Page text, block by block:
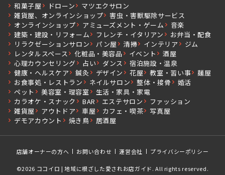
和菓子屋 ドローン
マツエクサロン
雑貨屋、オンラインショップ
害虫・害獣駆除サービス
オンラインショップ
アミューズメント・ゲーム
音楽
建築・建設・リフォーム
フレンチ・イタリアン
お弁当・配食
リラクゼーションサロン
パン屋 清掃 インテリア
ジム
レンタルスペース
化粧品・美容品 イベント
酒屋
心理カウンセリング
占い ダンス
宿泊施設・温泉
健康・ヘルスケア
鍼灸 デザイン 花屋 教室・習い事
麺屋
お食事処・レストラン
ネイルサロン 整体・接骨
婚活
ペット
美容室・理容室
生活・家具・家電
カラオケ・スナック
BAR エステサロン
ファッション
雑貨屋
アウトドア 車屋 カフェ・喫茶
写真屋
デモアカウント
焼き鳥 居酒屋
店舗オーナーの方へ お問い合わせ 運営会社 プライバシーポリシー
©2026 ココイロ | 地域に根ざした愛されお店ガイド. All rights reserved.